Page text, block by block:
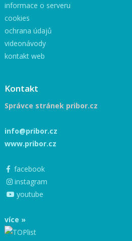
informace o serveru
cookies
ochrana údajů
videonávody
kontakt web
Kontakt
Správce stránek pribor.cz
info@pribor.cz
www.pribor.cz
facebook
instagram
youtube
více »